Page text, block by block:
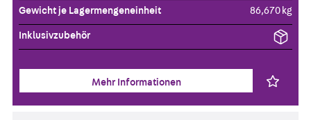
Aktuelles
News
Zurück
Kontakt
Gewicht je Lagermengeneinheit 86,670 kg
Inklusivzubehör
Mehr Informationen